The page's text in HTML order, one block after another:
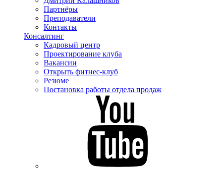
Партнёры
Преподаватели
Контакты
Консалтинг
Кадровый центр
Проектирование клуба
Вакансии
Открыть фитнес-клуб
Резюме
Постановка работы отдела продаж